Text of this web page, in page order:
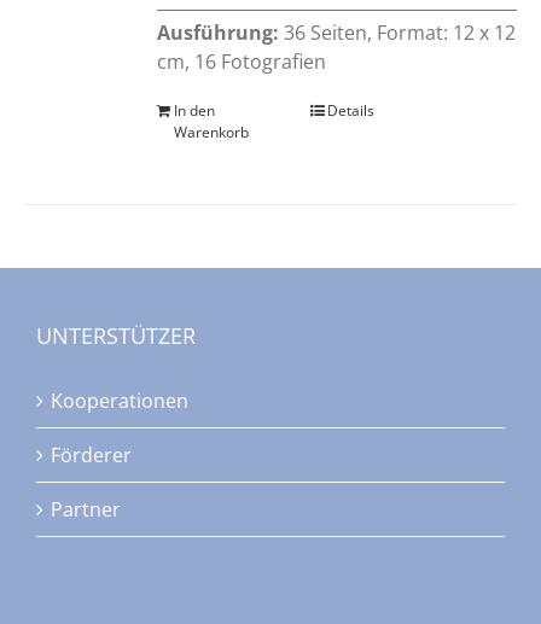
Ausführung: 36 Seiten, Format: 12 x 12
cm, 16 Fotografien
In den
Warenkorb
Details
UNTERSTÜTZER
Kooperationen
Förderer
Partner